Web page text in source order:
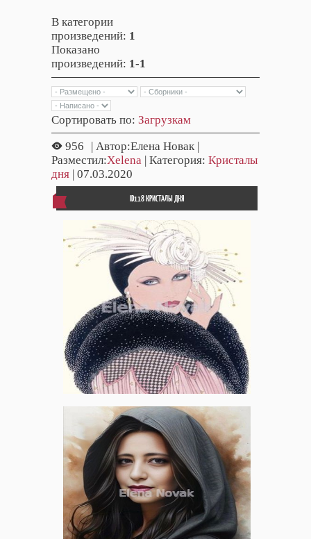
В категории
произведений: 1
Показано
произведений: 1-1
Сортировать по: Загрузкам
956
| Автор:Елена Новак |
Разместил:Xelena | Категория: Кристалы
дня | 07.03.2020
ID118 КРИСТАЛЫ ДНЯ